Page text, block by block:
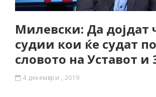
Милевски: Да дојдат
судии кои ќе судат по
словото на Уставот и
4 декември , 2019